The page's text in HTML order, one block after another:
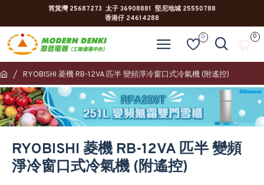
筲箕灣 25687273 太子 36908881 堅尼地城 25550788
香港仔 24614288
0 0
RYOBISHI 菱機 RB-12VA 匹半 變頻淨冷窗口式冷氣機 (附遙控)
RYOBISHI 菱機 RB-12VA 匹半 變頻
淨冷窗口式冷氣機 (附遙控)